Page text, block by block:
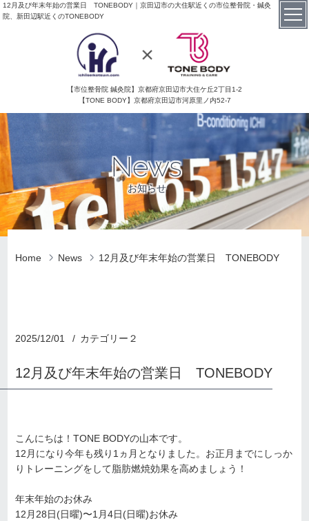
12月及び年末年始の営業日 TONEBODY｜京田辺市の大住駅近くの市位整骨院・鍼灸
院、新田辺駅近くのTONEBODY
【市位整骨院 鍼灸院】京都府京田辺市大住ケ丘2丁目1-2
【TONE BODY】京都府京田辺市河原里ノ内52-7
News
お知らせ
Home News 12月及び年末年始の営業日 TONEBODY
2025/12/01 カテゴリー２
12月及び年末年始の営業日 TONEBODY
こんにちは！TONE BODYの山本です。
12月になり今年も残り1ヵ月となりました。お正月までにしっか
りトレーニングをして脂肪燃焼効果を高めましょう！
年末年始のお休み
12月28日(日曜)〜1月4日(日曜)お休み